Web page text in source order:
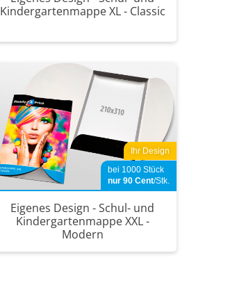
Kindergartenmappe XL - Classic
Ihr Design
bei 1000 Stück
nur 90 Cent/Stk.
Eigenes Design - Schul- und
Kindergartenmappe XXL -
Modern